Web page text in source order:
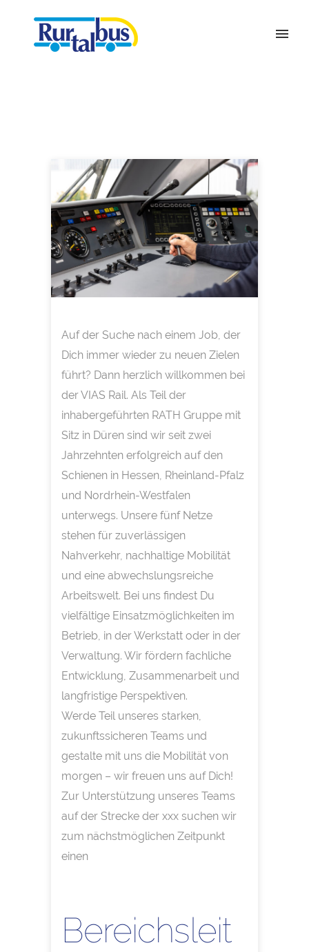
Auf der Suche nach einem Job, der
Dich immer wieder zu neuen Zielen
führt? Dann herzlich willkommen bei
der VIAS Rail. Als Teil der
inhabergeführten RATH Gruppe mit
Sitz in Düren sind wir seit zwei
Jahrzehnten erfolgreich auf den
Schienen in Hessen, Rheinland-Pfalz
und Nordrhein-Westfalen
unterwegs. Unsere fünf Netze
stehen für zuverlässigen
Nahverkehr, nachhaltige Mobilität
und eine abwechslungsreiche
Arbeitswelt. Bei uns findest Du
vielfältige Einsatzmöglichkeiten im
Betrieb, in der Werkstatt oder in der
Verwaltung. Wir fördern fachliche
Entwicklung, Zusammenarbeit und
langfristige Perspektiven.
Werde Teil unseres starken,
zukunftssicheren Teams und
gestalte mit uns die Mobilität von
morgen – wir freuen uns auf Dich!
Zur Unterstützung unseres Teams
auf der Strecke der xxx suchen wir
zum nächstmöglichen Zeitpunkt
einen
Bereichsleit